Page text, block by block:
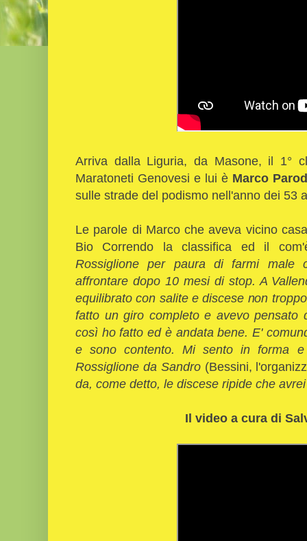
Arriva dalla Liguria, da Masone, il 1°
Maratoneti Genovesi e lui è Marco
sulle strade del podismo nell'anno dei 53
Le parole di Marco che aveva vicino
Bio Correndo la classifica ed il
Rossiglione per paura di farmi male
affrontare dopo 10 mesi di stop. A
equilibrato con salite e discese non
fatto un giro completo e avevo
così ho fatto ed è andata bene. E'
e sono contento. Mi sento in forma
Rossiglione da Sandro(Bessini,
da, come detto, le discese ripide che
Il video a cura di